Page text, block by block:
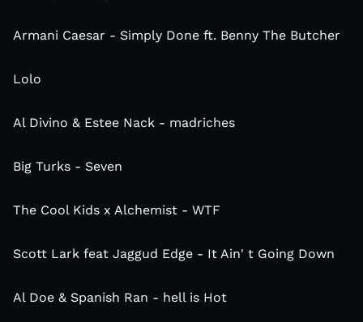
Armani Caesar - Simply Done ft. Benny The Butcher
Lolo
Al Divino & Estee Nack - madriches
Big Turks - Seven
The Cool Kids x Alchemist - WTF
Scott Lark feat Jaggud Edge - It Ain' t Going Down
Al Doe & Spanish Ran - hell is Hot